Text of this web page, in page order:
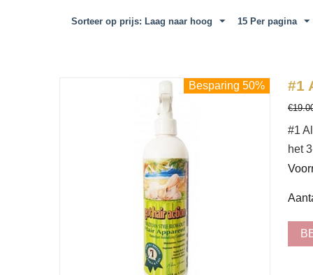
Sorteer op prijs: Laag naar hoog 15 Per pagina
Besparing 50% #1
€
#1
het